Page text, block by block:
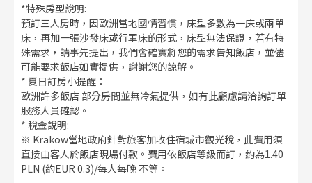
*特殊房型說明:
預訂三人房時，因歐洲當地國情習慣，床型多數為一床或兩單
床，再加一張沙發床或行軍床的形式，床型無法保證，若有特
殊需求，請事先提出，我們會確實將您的需求告知飯店，並儘
可能要求飯店如實提供，謝謝您的諒解。
* 夏日訂房小提醒：
歐洲許多飯店 部分房間並無冷氣提供，如有此顧慮請洽詢訂單
服務人員確認。
* 稅金說明:
※ Krakow當地政府針對旅客加收住宿城市觀光稅，此費用須
直接由客人於飯店現場付款。費用依飯店等級而訂，約為1.40
PLN (約EUR 0.3)/每人每晚 不等。